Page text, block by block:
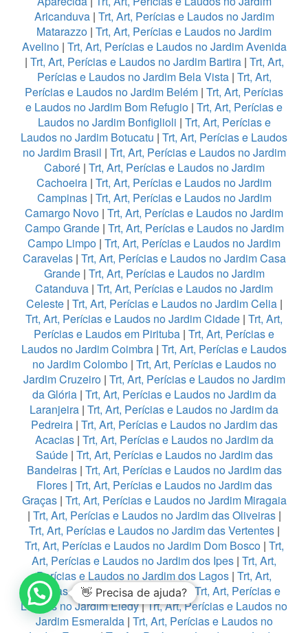
Aricanduva| Trt, Art, Perícias e Laudos no Jardim
Matarazzo | Trt, Art, Perícias e Laudos no Jardim
Avelino| Trt, Art, Perícias e Laudos no Jardim Avenida
| Trt, Art, Perícias e Laudos no Jardim Bartira| Trt, Art,
Perícias e Laudos no Jardim Bela Vista| Trt, Art,
Perícias e Laudos no Jardim Belém | Trt, Art, Perícias
e Laudos no Jardim Bom Refugio | Trt, Art, Perícias e
Laudos no Jardim Bonfiglioli | Trt, Art, Perícias e
Laudos no Jardim Botucatu | Trt, Art, Perícias e Laudos
no Jardim Brasil | Trt, Art, Perícias e Laudos no Jardim
Caboré| Trt, Art, Perícias e Laudos no Jardim
Cachoeira | Trt, Art, Perícias e Laudos no Jardim
Campinas| Trt, Art, Perícias e Laudos no Jardim
Camargo Novo | Trt, Art, Perícias e Laudos no Jardim
Campo Grande| Trt, Art, Perícias e Laudos no Jardim
Campo Limpo | Trt, Art, Perícias e Laudos no Jardim
Caravelas| Trt, Art, Perícias e Laudos no Jardim Casa
Grande| Trt, Art, Perícias e Laudos no Jardim
Catanduva | Trt, Art, Perícias e Laudos no Jardim
Celeste| Trt, Art, Perícias e Laudos no Jardim Celia|
Trt, Art, Perícias e Laudos no Jardim Cidade | Trt, Art,
Perícias e Laudos em Pirituba | Trt, Art, Perícias e
Laudos no Jardim Coimbra | Trt, Art, Perícias e Laudos
no Jardim Colombo| Trt, Art, Perícias e Laudos no
Jardim Cruzeiro| Trt, Art, Perícias e Laudos no Jardim
da Glória| Trt, Art, Perícias e Laudos no Jardim da
Laranjeira | Trt, Art, Perícias e Laudos no Jardim da
Pedreira| Trt, Art, Perícias e Laudos no Jardim das
Acacias| Trt, Art, Perícias e Laudos no Jardim da
Saúde| Trt, Art, Perícias e Laudos no Jardim das
Bandeiras| Trt, Art, Perícias e Laudos no Jardim das
Flores| Trt, Art, Perícias e Laudos no Jardim das
Graças| Trt, Art, Perícias e Laudos no Jardim Miragaia
| Trt, Art, Perícias e Laudos no Jardim das Oliveiras|
Trt, Art, Perícias e Laudos no Jardim das Vertentes|
Trt, Art, Perícias e Laudos no Jardim Dom Bosco| Trt,
Art, Perícias e Laudos no Jardim dos Ipes | Trt, Art,
Perícias e Laudos no Jardim dos Lagos | Trt, Art,
Perícias e Laudos no Jardim Edi|Trt, Art, Perícias e
Laudos no Jardim Eledy|Trt, Art, Perícias e Laudos no
Jardim Esmeralda| Trt, Art, Perícias e Laudos no
👋 Precisa de ajuda?